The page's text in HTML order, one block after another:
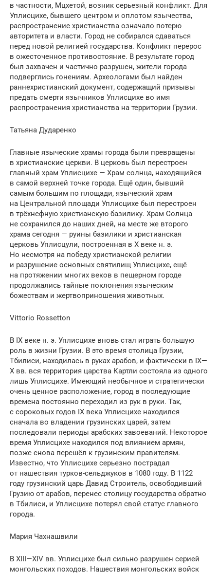
в частности, Мцхетой, возник серьезный конфликт. Для
Уплисцихе, бывшего центром и оплотом язычества,
распространение христианства означало потерю
авторитета и власти. Город не собирался сдаваться
перед новой религией государства. Конфликт перерос
в ожесточенное противостояние. В результате город
был захвачен и частично разрушен, жители города
подверглись гонениям. Археологами был найден
раннехристианский документ, содержащий призывы
предать смерти язычников Уплисцихе во имя
распространения христианства на территории Грузии.
Татьяна Дударенко
Главные языческие храмы города были превращены
в христианские церкви. В церковь был перестроен
главный храм Уплисцихе — Храм солнца, находящийся
в самой верхней точке города. Ещё один, бывший
самым большим по площади, языческий храм
на Центральной площади Уплисцихе был перестроен
в трёхнефную христианскую базилику. Храм Солнца
не сохранился до наших дней, на месте же второго
храма сегодня — руины базилики и христианская
церковь Уплисцули, построенная в Х веке н. э.
Но несмотря на победу христианской религии
и разрушение основных святилищ Уплисцихе, ещё
на протяжении многих веков в пещерном городе
продолжались тайные поклонения языческим
божествам и жертвоприношения животных.
Vittorio Rossetton
В IX веке н. э. Уплисцихе вновь стал играть большую
роль в жизни Грузии. В это время столица Грузии,
Тбилиси, находилась в руках арабов, и фактически в IX—
X вв. вся территория царства Картли состояла из одного
лишь Уплисцихе. Имеющий необычное и стратегически
очень ценное расположение, город в последующие
времена постоянно переходил из рук в руки. Так,
с сороковых годов IX века Уплисцихе находился
сначала во владении грузинских царей, затем
последовали периоды арабских завоеваний. Некоторое
время Уплисцихе находился под влиянием армян,
позже снова перешёл к грузинским правителям.
Известно, что Уплисцихе серьезно пострадал
от нашествия турков-сельджуков в 1080 году. В 1122
году грузинский царь Давид Строитель, освободивший
Грузию от арабов, перенес столицу государства обратно
в Тбилиси, и Уплисцихе потерял свой статус главного
города.
Мария Чахнашвили
В XIII—XIV вв. Уплисцихе был сильно разрушен серией
монгольских походов. Нашествия монгольских войск